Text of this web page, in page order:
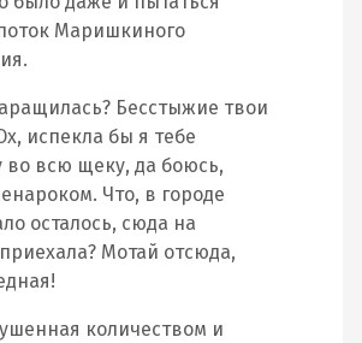
Маришкиного
Бесстыжие твои
испекла бы я тебе
во всю щеку, да боюсь,
Что, в городе
осталось, сюда на
Мотай отсюда,
количеством и